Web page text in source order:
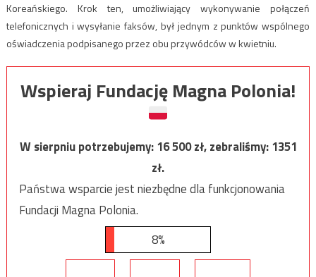
Koreańskiego. Krok ten, umożliwiający wykonywanie połączeń
telefonicznych i wysyłanie faksów, był jednym z punktów wspólnego
oświadczenia podpisanego przez obu przywódców w kwietniu.
Wspieraj Fundację Magna Polonia!
W sierpniu potrzebujemy:16 500zł, zebraliśmy:1351
zł.
Państwa wsparcie jest niezbędne dla funkcjonowania
Fundacji Magna Polonia.
8%